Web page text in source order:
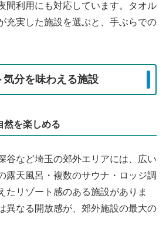
間利用にも対応しています。タオル
充実した施設を選ぶと、手ぶらでの
分を味わえる施設
然を楽しめる
谷など埼玉の郊外エリアには、広い
露天風呂・複数のサウナ・ロッジ調
たリゾート感のある施設がありま
異なる開放感が、郊外施設の最大の